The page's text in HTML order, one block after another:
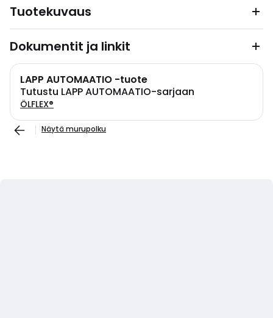
Tuotekuvaus
Dokumentit ja linkit
LAPP AUTOMAATIO -tuote
Tutustu LAPP AUTOMAATIO-sarjaan
ÖLFLEX®
Näytä murupolku